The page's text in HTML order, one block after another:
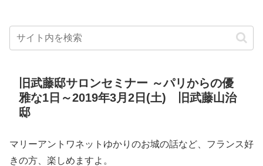
旧武藤邸サロンセミナー ～パリからの優
雅な1日～2019年3月2日(土) 旧武藤山治
邸
マリーアントワネットゆかりのお城の話など、フランス好
きの方、楽しめますよ。